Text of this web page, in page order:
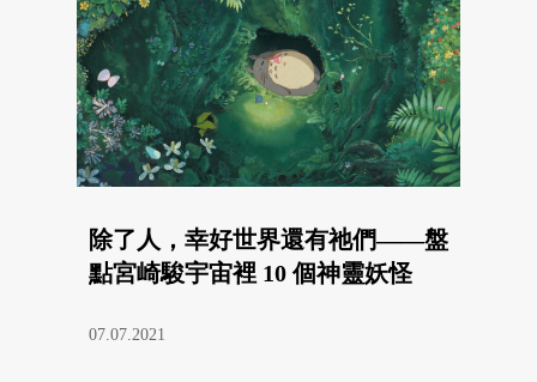
除了人，幸好世界還有祂們——盤
點宮崎駿宇宙裡 10 個神靈妖怪
07.07.2021